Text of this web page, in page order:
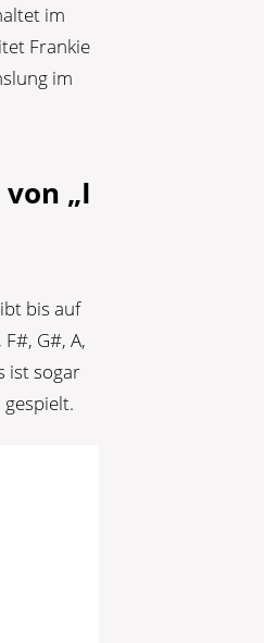
im
Frankie
im
„I
bis auf
G#, A,
ist sogar